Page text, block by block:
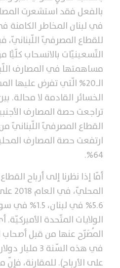
بالفعل فقد استشعرت
في لبنان المخاطر الكامنة
للقطاع المصرفيّ اللّبنانيّ،
التّسعينيّات بالانسحاب كلّيًّا
مساهمتها في المصارف
الـ20% الّتي تفرض
تراجعت حصة المصارف
64%.
أمّا إذا نظرنا إلى أرباح
الولايات المتّحدة الأميركيّة.
المُصَرّح عنها من قبل أصحاب
في هذه السّنة
على الأرباح). للمقارنة،